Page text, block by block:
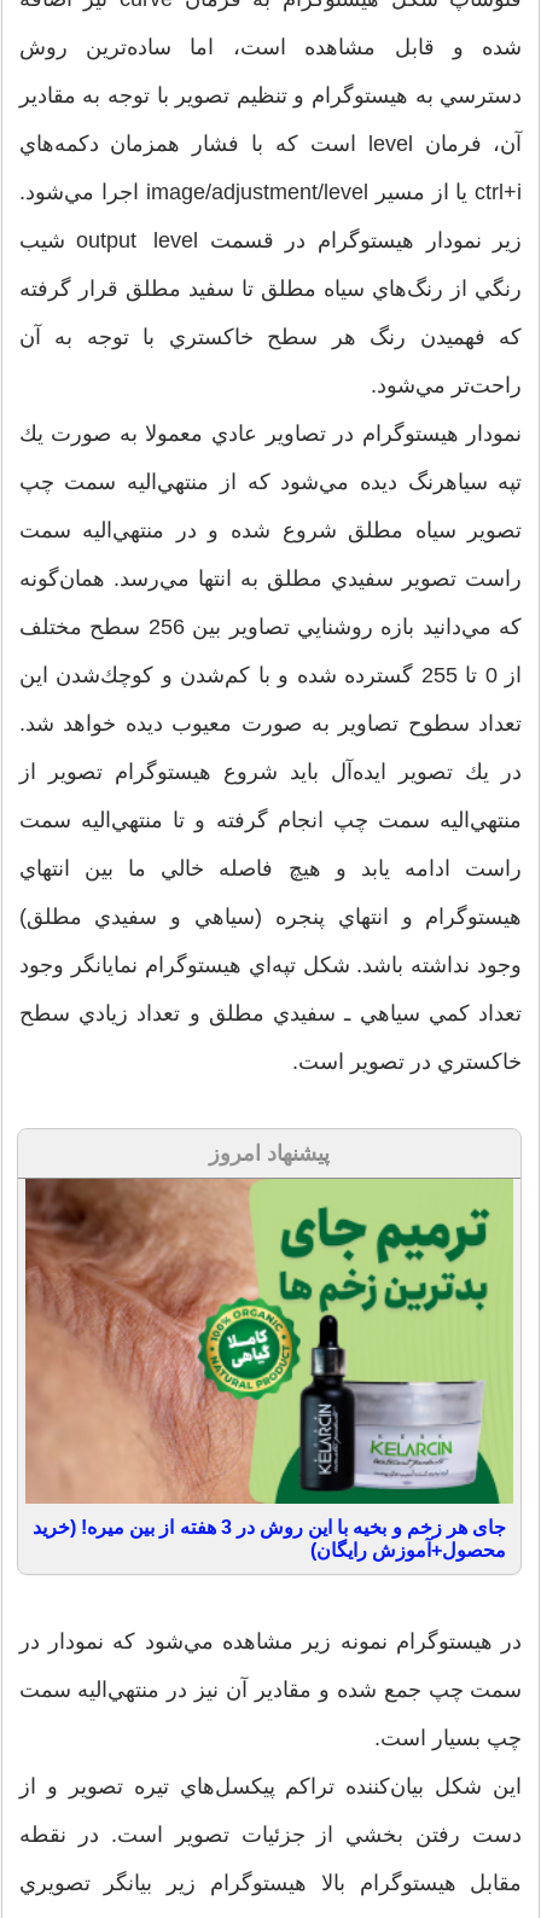
شده و قابل مشاهده است، اما ساده‌ترين روش
دسترسي به هيستوگرام و تنظيم تصوير با توجه به مقادير
آن، فرمان level است كه با فشار همزمان دكمه‌هاي
ctrl+i يا از مسير image‌/‌adjustment‌/‌level اجرا مي‌شود.
زير نمودار هيستوگرام در قسمت output level شيب
رنگي از رنگ‌هاي سياه مطلق تا سفيد مطلق قرار گرفته
كه فهميدن رنگ هر سطح خاكستري با توجه به آن
راحت‌تر مي‌شود.
نمودار هيستوگرام در تصاوير عادي معمولا به صورت يك
تپه سياهرنگ ديده مي‌شود كه از منتهي‌اليه سمت چپ
تصوير سياه مطلق شروع شده و در منتهي‌اليه سمت
راست تصوير سفيدي مطلق به انتها مي‌رسد. همان‌گونه
كه مي‌دانيد بازه روشنايي تصاوير بين 256 سطح مختلف
از 0 تا 255 گسترده شده و با كم‌شدن و كوچك‌شدن اين
تعداد سطوح تصاوير به صورت معيوب ديده خواهد شد.
در يك تصوير ايده‌آل بايد شروع هيستوگرام تصوير از
منتهي‌اليه سمت چپ انجام گرفته و تا منتهي‌اليه سمت
راست ادامه يابد و هيچ فاصله خالي ما بين انتهاي
هيستوگرام و انتهاي پنجره (سياهي و سفيدي مطلق)
وجود نداشته باشد. شكل تپه‌اي هيستوگرام نمايانگر وجود
تعداد كمي سياهي ـ سفيدي مطلق و تعداد زيادي سطح
خاكستري در تصوير است.
پیشنهاد امروز
جای هر زخم و بخیه با این روش در 3 هفته از بین میره! (خرید
محصول+آموزش رایگان)
در هيستوگرام نمونه زير مشاهده مي‌شود كه نمودار در
سمت چپ جمع شده و مقادير آن نيز در منتهي‌اليه سمت
چپ بسيار است.
اين شكل بيان‌كننده تراكم پيكسل‌هاي تيره تصوير و از
دست رفتن بخشي از جزئيات تصوير است. در نقطه
مقابل هيستوگرام بالا هيستوگرام زير بيانگر تصويري